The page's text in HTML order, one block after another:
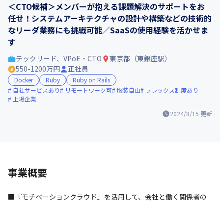
＜CTO候補＞メンバーが抱える課題解決のサポートをお
任せ！システムアーキテクチャの設計や構築などの技術的
なリーダ業務にも挑戦可能／SaaSの使用経験を活かせま
す
2024/8/15 更新
テックリード、VPoE・CTO
東京都（東銀座駅）
550-1200万円
正社員
Docker Ruby
Ruby on Rails
自社サービスあり
リモートワーク可 服装自由
フレックス制度あり
上場企業
事業概要
■『モチベーションクラウド』を活用して、会社と働く関係者の